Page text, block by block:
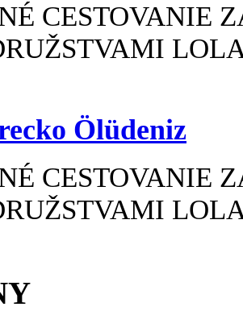
CESTOVANIE
Ölüdeniz
CESTOVANIE